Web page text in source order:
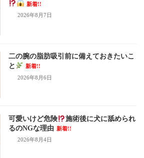
新着!!
2026年8月7日
二の腕の脂肪吸引前に備えておきたいこ
と
新着!!
2026年8月6日
可愛いけど危険
施術後に犬に舐められ
るのNGな理由 新着!!
2026年8月4日